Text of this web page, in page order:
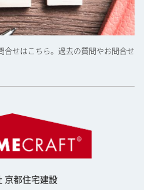
合せはこちら。過去の質問やお問合せ
京都住宅建設